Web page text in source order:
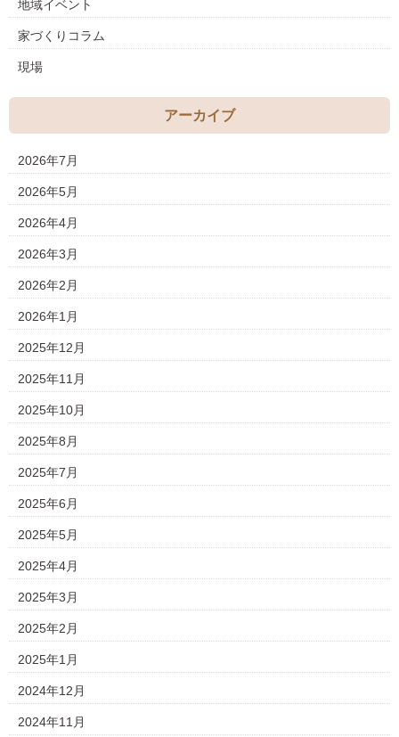
地域イベント
家づくりコラム
現場
アーカイブ
2026年7月
2026年5月
2026年4月
2026年3月
2026年2月
2026年1月
2025年12月
2025年11月
2025年10月
2025年8月
2025年7月
2025年6月
2025年5月
2025年4月
2025年3月
2025年2月
2025年1月
2024年12月
2024年11月